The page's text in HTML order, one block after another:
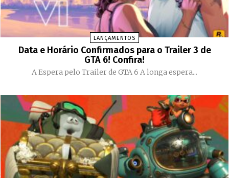
LANÇAMENTOS
Data e Horário Confirmados para o Trailer 3 de
GTA 6! Confira!
A Espera pelo Trailer de GTA 6 A longa espera...